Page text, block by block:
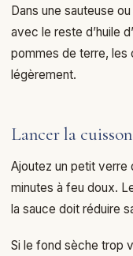
Dans une sauteuse
avec le reste d’huile
pommes de terre, les
légèrement.
Lancer la cuisson
Ajoutez un petit verre
minutes à feu doux.
la sauce doit réduire
Si le fond sèche trop